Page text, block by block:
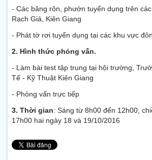
- Các băng rôn, phướn tuyển dụng trên
Rạch Giá, Kiên Giang
- Phát tờ rơi tuyển dụng tại các khu vực
2. Hình thức phỏng vấn.
- Làm bài test tập trung tại hội trường,
Tế - Kỹ Thuật Kiên Giang
- Phỏng vấn trực tiếp
3. Thời gian: Sáng từ 8h00 đến 12h00,
17h00 hai ngày 18 và 19/10/2016